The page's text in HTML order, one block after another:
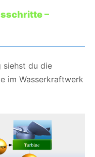
–
siehst du die
im Wasserkraftwerk